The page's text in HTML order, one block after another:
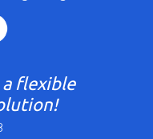
flexible